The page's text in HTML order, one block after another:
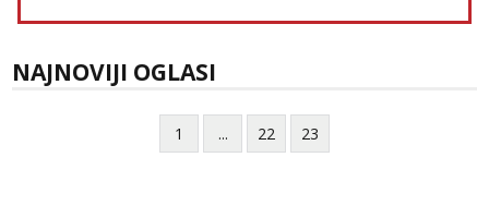
NAJNOVIJI OGLASI
1 ... 22 23